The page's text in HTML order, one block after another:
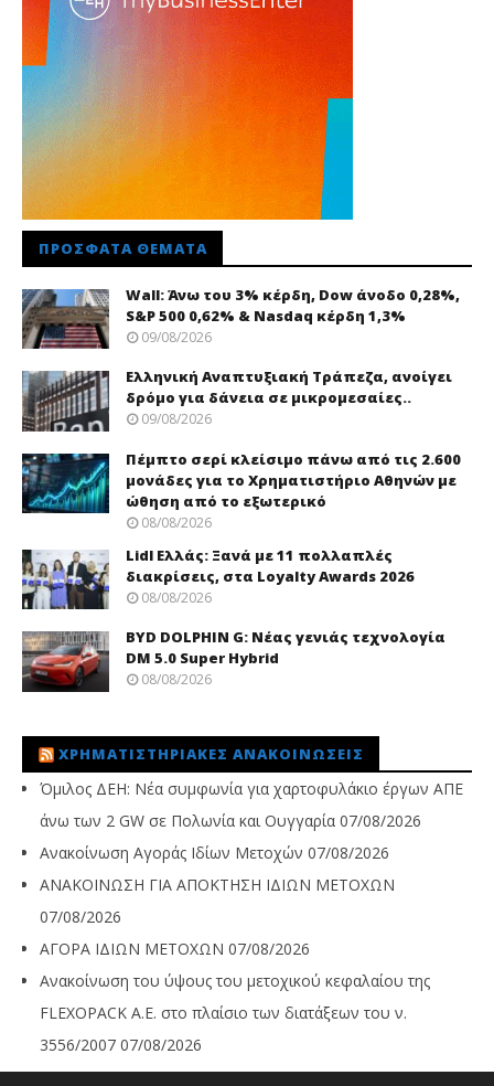
ΠΡΌΣΦΑΤΑ ΘΈΜΑΤΑ
Wall: Άνω του 3% κέρδη, Dow άνοδο 0,28%,
S&P 500 0,62% & Nasdaq κέρδη 1,3%
09/08/2026
Ελληνική Αναπτυξιακή Τράπεζα, ανοίγει
δρόμο για δάνεια σε μικρομεσαίες..
09/08/2026
Πέμπτο σερί κλείσιμο πάνω από τις 2.600
μονάδες για το Χρηματιστήριο Αθηνών με
ώθηση από το εξωτερικό
08/08/2026
Lidl Ελλάς: Ξανά με 11 πολλαπλές
διακρίσεις, στα Loyalty Awards 2026
08/08/2026
BYD DOLPHIN G: Νέας γενιάς τεχνολογία
DM 5.0 Super Hybrid
08/08/2026
ΧΡΗΜΑΤΙΣΤΗΡΙΑΚΈΣ ΑΝΑΚΟΙΝΏΣΕΙΣ
Όμιλος ΔΕΗ: Νέα συμφωνία για χαρτοφυλάκιο έργων ΑΠΕ
άνω των 2 GW σε Πολωνία και Ουγγαρία 07/08/2026
Ανακοίνωση Αγοράς Ιδίων Μετοχών 07/08/2026
ΑΝΑΚΟΙΝΩΣΗ ΓΙΑ ΑΠΟΚΤΗΣΗ ΙΔΙΩΝ ΜΕΤΟΧΩΝ
07/08/2026
ΑΓΟΡΑ ΙΔΙΩΝ ΜΕΤΟΧΩΝ 07/08/2026
Ανακοίνωση του ύψους του μετοχικού κεφαλαίου της
FLEXOPACK A.E. στο πλαίσιο των διατάξεων του ν.
3556/2007 07/08/2026